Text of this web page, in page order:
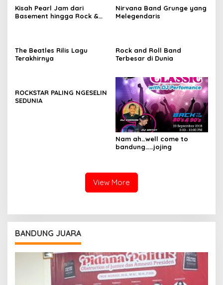
Kisah Pearl Jam dari
Basement hingga Rock &
Nirvana Band Grunge yang
Melegendaris
The Beatles Rilis Lagu
Terakhirnya
Rock and Roll Band
Terbesar di Dunia
ROCKSTAR PALING NGESELIN
SEDUNIA
Nam ah…well come to
bandung……jojing
View More
BANDUNG JUARA